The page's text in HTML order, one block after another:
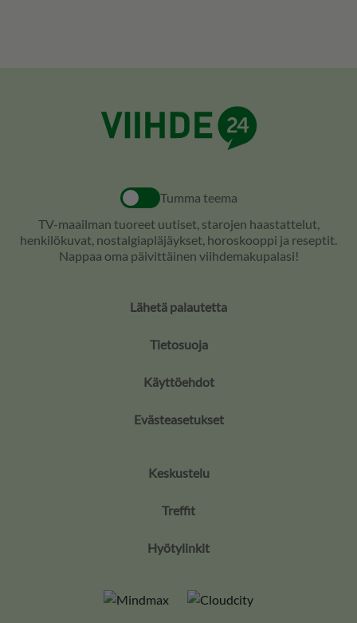
Tumma teema
TV-maailman tuoreet uutiset, starojen haastattelut,
henkilökuvat, nostalgiapläjäykset, horoskooppi ja reseptit.
Nappaa oma päivittäinen viihdemakupalasi!
Lähetä palautetta
Tietosuoja
Käyttöehdot
Evästeasetukset
Keskustelu
Treffit
Hyötylinkit